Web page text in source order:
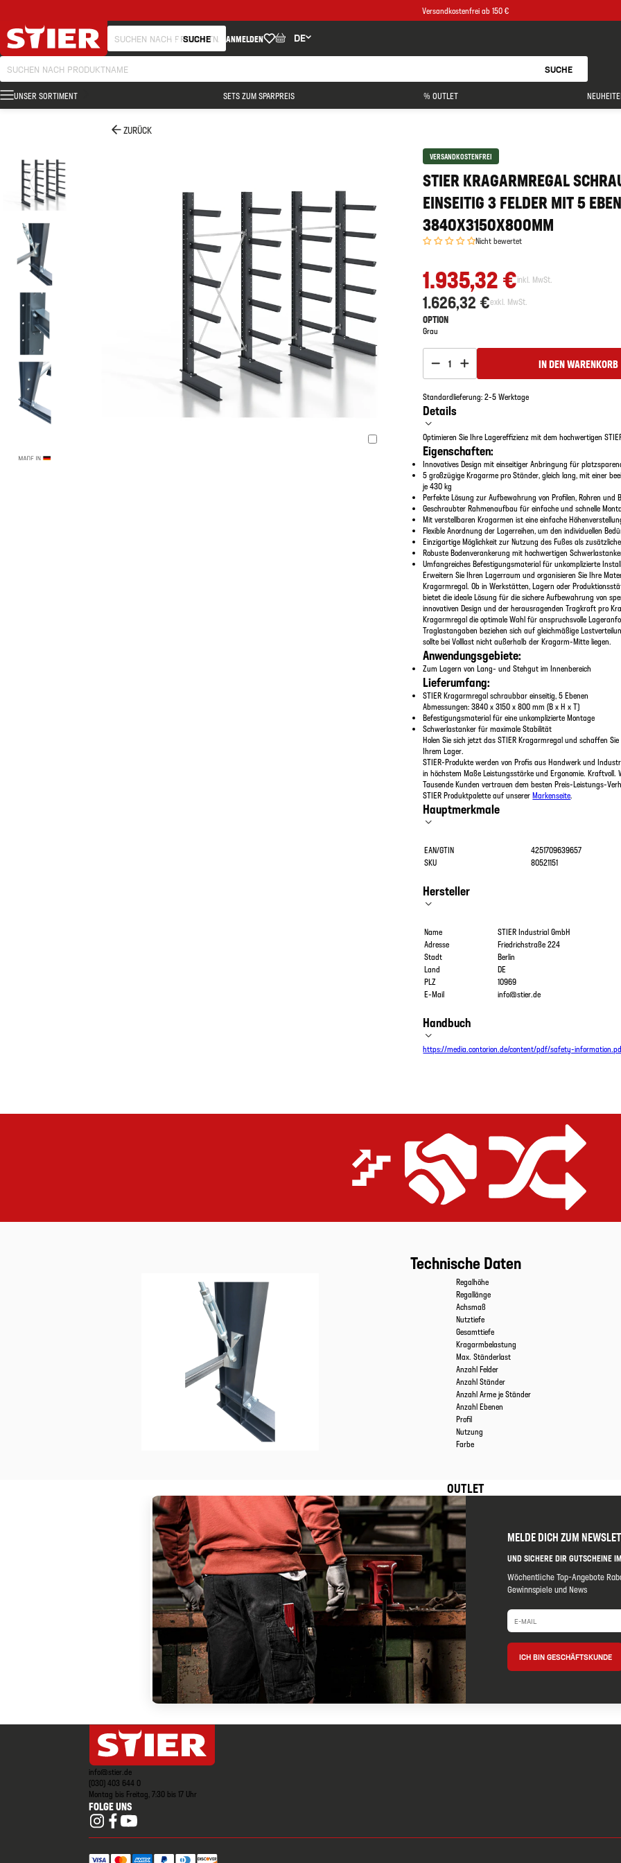
Versandkostenfrei ab 150 €
SUCHE ANMELDEN DE
SUCHE
UNSER SORTIMENT SETS ZUM SPARPREIS % OUTLET
ZURÜCK
VERSANDKOSTENFREI
STIER KRAGARMREGAL
EINSEITIG 3 FELDER MIT 5
3840X3150X800MM
Nicht bewertet
1.935,32 €inkl. MwSt.
1.626,32 €exkl. MwSt.
OPTION
Grau
1 IN DEN WARENKORB
Standardlieferung: 2-5 Werktage
Details
Optimieren Sie Ihre Lagereffizienz mit dem hochwertigen
Eigenschaften:
Innovatives Design mit einseitiger Anbringung für
5 großzügige Kragarme pro Ständer, gleich lang, mit einer
je 430 kg
Perfekte Lösung zur Aufbewahrung von Profilen, Rohren und
Geschraubter Rahmenaufbau für einfache und schnelle
Mit verstellbaren Kragarmen ist eine einfache
Flexible Anordnung der Lagerreihen, um den individuellen
Einzigartige Möglichkeit zur Nutzung des Fußes als
Robuste Bodenverankerung mit hochwertigen
Umfangreiches Befestigungsmaterial für unkomplizierte
Erweitern Sie Ihren Lagerraum und organisieren Sie Ihre
Kragarmregal. Ob in Werkstätten, Lagern oder
bietet die ideale Lösung für die sichere Aufbewahrung von
innovativen Design und der herausragenden Tragkraft pro
Kragarmregal die optimale Wahl für anspruchsvolle
Traglastangaben beziehen sich auf gleichmäßige
sollte bei Volllast nicht außerhalb der Kragarm-Mitte liegen.
Anwendungsgebiete:
Zum Lagern von Lang- und Stehgut im Innenbereich
Lieferumfang:
STIER Kragarmregal schraubbar einseitig, 5 Ebenen
Abmessungen: 3840 x 3150 x 800 mm (B x H x T)
Befestigungsmaterial für eine unkomplizierte Montage
Schwerlastanker für maximale Stabilität
Holen Sie sich jetzt das STIER Kragarmregal und schaffen
Ihrem Lager.
STIER-Produkte werden von Profis aus Handwerk und
in höchstem Maße Leistungsstärke und Ergonomie.
Tausende Kunden vertrauen dem besten Preis-Leistungs-
STIER Produktpalette auf unsererMarkenseite.
Hauptmerkmale
EAN/GTIN
4251709639657
SKU
80521151
Hersteller
Name
STIER Industrial GmbH
Adresse
Friedrichstraße 224
Stadt
Berlin
Land
DE
PLZ
10969
E-Mail
info@stier.de
Handbuch
https://media.contorion.de/content/pdf/safety-
Technische Daten
Eigenschaften
Regalhöhe
Regallänge
Achsmaß
Nutztiefe
Gesamttiefe
Kragarmbelastung
Max. Ständerlast
Anzahl Felder
Anzahl Ständer
Anzahl Arme je Ständer
Anzahl Ebenen
Profil
Nutzung
Farbe
OUTLET
MELDE DICH ZUM
UND SICHERE DIR GUTSCHEINE
Wöchentliche Top-Angebote
Gewinnspiele und News
ICH BIN GESCHÄFTSKUNDE
info@stier.de
(030) 403 644 0
Montag bis Freitag, 7:30 bis 17 Uhr
FOLGE UNS